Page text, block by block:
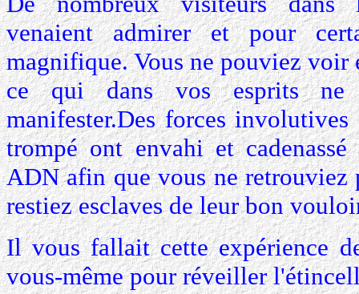
venaient admirer et pour
magnifique. Vous ne pouviez voir
ce qui dans vos esprits ne
manifester.Des forces
trompé ont envahi et
ADN afin que vous ne retrouviez
restiez esclaves de leur bon
Il vous fallait cette expérience
vous-même pour réveiller